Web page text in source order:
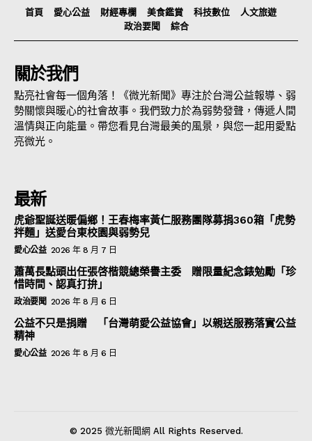
首頁 愛心公益 財經專欄 美食鑑賞 科技數位
人文旅遊
政治要聞
綜合
關於我們
點亮社會每一個角落！《微光新聞》專注於台灣公益報導、弱
勢關懷與暖心的社會故事。我們致力於為弱勢發聲，傳遞人間
溫情與正向能量。帶您看見台灣最美的風景，與您一起用愛點
亮微光。
最新
虎爺聖誕送暖偏鄉！王春梅率黃仁服務團隊募捐360箱「虎勢
拌麵」送愛台東校園與弱勢兒
愛心公益 2026 年 8 月 7 日
蕭萬長點頭出任張啓楷競總榮譽主委 贈限量紀念錶勉勵「珍
惜時間、認真打拚」
政治要聞 2026 年 8 月 6 日
公益不只是捐贈 「台灣萌愛公益協會」以親送服務落實公益
精神
愛心公益 2026 年 8 月 6 日
© 2025 微光新聞網 All Rights Reserved.